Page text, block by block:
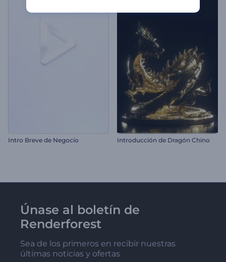
Intro Breve de Negocio Introducción de Dragón Chino
Únase al boletín de
Renderforest
Sea de los primeros en recibir nuestras
últimas noticias y ofertas